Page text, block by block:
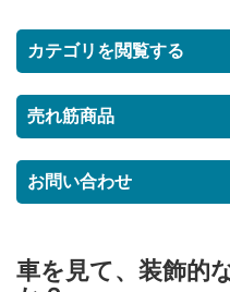
カテゴリを閲覧する
売れ筋商品
お問い合わせ
車を見て、装飾的